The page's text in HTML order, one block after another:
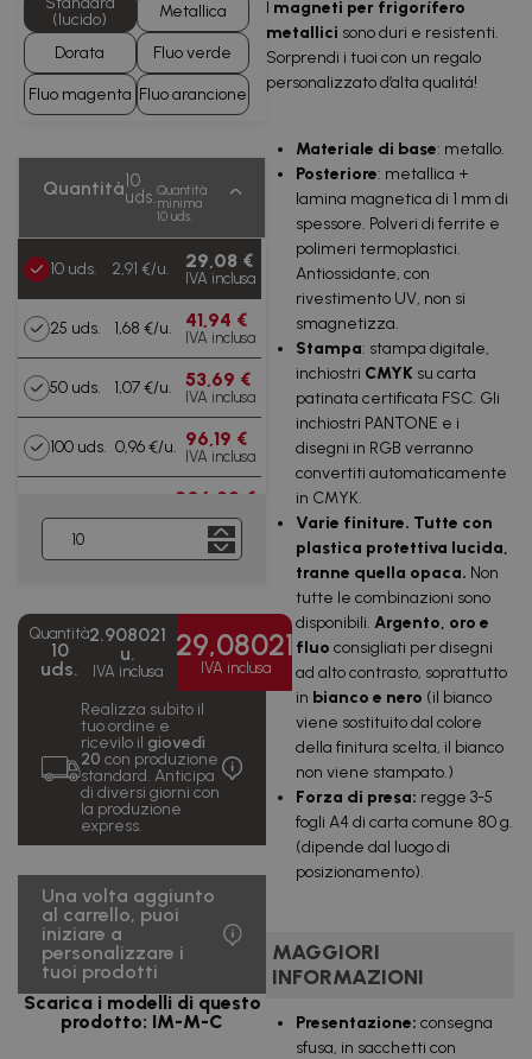
(lucido)
Metallica
Dorata Fluo verde
Fluo magenta Fluo arancione
Quantità10
uds.Quantità
minima
10 uds.
10 uds. 2,91 €/u. 29,08 €
IVA inclusa
25 uds. 1,68 €/u. 41,94 €
IVA inclusa
50 uds. 1,07 €/u. 53,69 €
IVA inclusa
100 uds. 0,96 €/u. 96,19 €
IVA inclusa
206,92 €
IVA inclusa
500 uds.0,70 €/u.352,32 €
1000
uds.
0,60
€/u.
603,97
€
IVA inclusa
2500
uds.
0,59
€/u.
1.481,97
IVA inclusa
5000
uds.
0,56
€/u.
2.796,18
€
IVA inclusa
uds.
€/u.
5.368,65
€
IVA inclusa
20000
uds.
€/u.
10.289,92
30000
uds.
0,49
€/u.
14.763,81
€
Quantità
10
uds.
2.908021
u.
IVA inclusa
29,08021
IVA inclusa
Realizza subito il
tuo ordine e
ricevilo ilgiovedì
20 con produzione
standard. Anticipa
di diversi giorni con
la produzione
express.
Una volta aggiunto
al carrello, puoi
iniziare a
personalizzare i
tuoi prodotti
Scarica i modelli di questo
prodotto: IM-M-C
I magneti per frigorífero
metallici sono duri e resistenti.
Sorprendi i tuoi con un regalo
personalizzato d’alta qualitá!
Materiale di base: metallo.
Posteriore: metallica +
lamina magnetica di 1 mm di
spessore. Polveri di ferrite e
polimeri termoplastici.
Antiossidante, con
rivestimento UV, non si
smagnetizza.
Stampa: stampa digitale,
inchiostri CMYK su carta
patinata certificata FSC. Gli
inchiostri PANTONE e i
disegni in RGB verranno
convertiti automaticamente
in CMYK.
Varie finiture. Tutte con
plastica protettiva lucida,
tranne quella opaca. Non
tutte le combinazioni sono
disponibili. Argento, oro e
fluo consigliati per disegni
ad alto contrasto, soprattutto
in bianco e nero (il bianco
viene sostituito dal colore
della finitura scelta, il bianco
non viene stampato.)
Forza di presa: regge 3-5
fogli A4 di carta comune 80 g.
(dipende dal luogo di
posizionamento).
MAGGIORI
INFORMAZIONI
Presentazione: consegna
sfusa, in sacchetti con